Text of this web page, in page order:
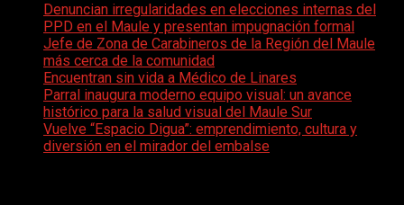
Denuncian irregularidades en elecciones internas del
PPD en el Maule y presentan impugnación formal
Jefe de Zona de Carabineros de la Región del Maule
más cerca de la comunidad
Encuentran sin vida a Médico de Linares
Parral inaugura moderno equipo visual: un avance
histórico para la salud visual del Maule Sur
Vuelve “Espacio Digua”: emprendimiento, cultura y
diversión en el mirador del embalse